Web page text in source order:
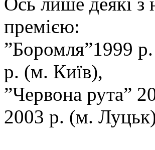
премією:
”Боромля”1999
р. (м. Київ),
”Червона рута”
2003 р. (м.